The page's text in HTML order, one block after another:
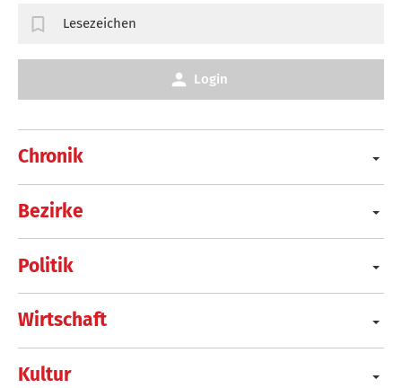
Chronik
Bezirke
Politik
Wirtschaft
Kultur
Lesezeichen
Login